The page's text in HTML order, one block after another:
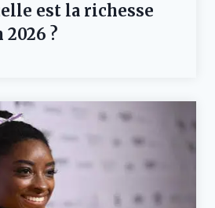
est la richesse
?